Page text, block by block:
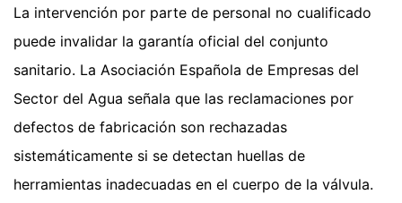
La intervención por parte de personal no cualificado
puede invalidar la garantía oficial del conjunto
sanitario. La Asociación Española de Empresas del
Sector del Agua señala que las reclamaciones por
defectos de fabricación son rechazadas
sistemáticamente si se detectan huellas de
herramientas inadecuadas en el cuerpo de la válvula.